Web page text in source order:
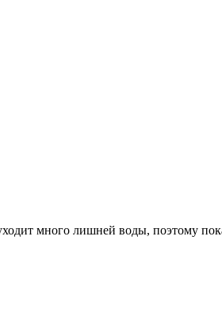
много лишней воды, поэтому